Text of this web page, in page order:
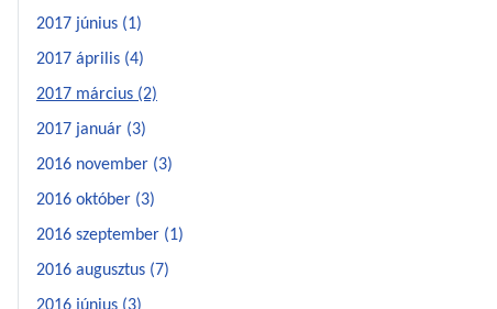
2017 június (1)
2017 április (4)
2017 március (2)
2017 január (3)
2016 november (3)
2016 október (3)
2016 szeptember (1)
2016 augusztus (7)